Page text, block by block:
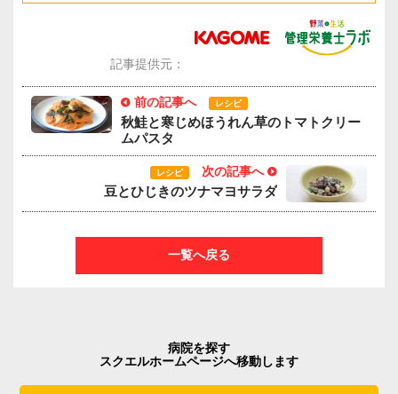
記事提供元：
前の記事へ レシピ
秋鮭と寒じめほうれん草のトマトクリー
ムパスタ
レシピ 次の記事へ
豆とひじきのツナマヨサラダ
一覧へ戻る
病院を探す
スクエルホームページへ移動します